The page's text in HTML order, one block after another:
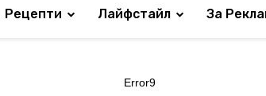
Рецепти Лайфстайл За
Error9